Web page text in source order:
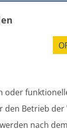
oder
den Betrieb der
nach dem
0430 0067 99